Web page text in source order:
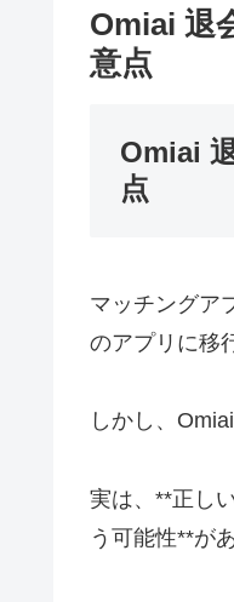
Omiai 退
意点
Omiai
点
マッチングア
のアプリに移
しかし、
実は、**正し
う可能性**が